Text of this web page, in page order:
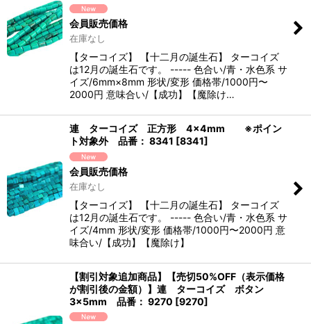
会員販売価格
在庫なし
【ターコイズ】 【十二月の誕生石】 ターコイズ
は12月の誕生石です。 ----- 色合い/青・水色系 サ
イズ/6mm×8mm 形状/変形 価格帯/1000円〜
2000円 意味合い/【成功】【魔除け…
連 ターコイズ 正方形 4×4mm ※ポイン
ト対象外 品番： 8341 [8341]
会員販売価格
在庫なし
【ターコイズ】 【十二月の誕生石】 ターコイズ
は12月の誕生石です。 ----- 色合い/青・水色系 サ
イズ/4mm 形状/変形 価格帯/1000円〜2000円 意
味合い/【成功】【魔除け】
【割引対象追加商品】【売切50%OFF（表示価格
が割引後の金額）】連 ターコイズ ボタン
3×5mm 品番： 9270 [9270]